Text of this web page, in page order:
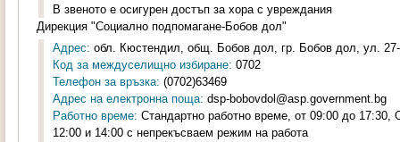
В звеното е осигурен достъп за хора с увреждания
Дирекция "Социално подпомагане-Бобов дол"
Адрес: обл. Кюстендил, общ. Бобов дол, гр. Бобов дол, ул.
Код за междуселищно избиране: 0702
Телефон за връзка: (0702)63469
Адрес на електронна поща: dsp-bobovdol@asp.government.bg
Работно време: Стандартно работно време, от 09:00 до
12:00 и 14:00 с непрекъсваем режим на работа